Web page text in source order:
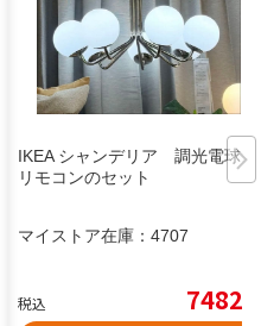
IKEA シャンデリア 調光電球
リモコンのセット
マイストア在庫： 4707
税込 7482